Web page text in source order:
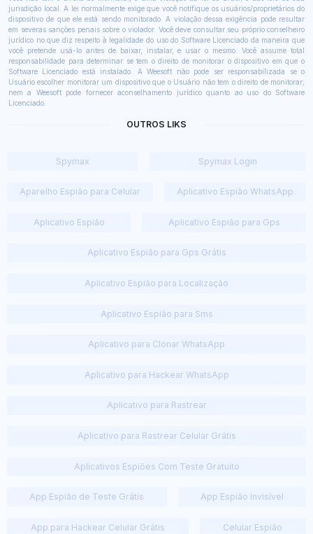
jurisdição local. A lei normalmente exige que você notifique os usuários/proprietários do
dispositivo de que ele está sendo monitorado. A violação dessa exigência pode resultar
em severas sanções penais sobre o violador. Você deve consultar seu próprio conselheiro
jurídico no que diz respeito à legalidade do uso do Software Licenciado da maneira que
você pretende usá-lo antes de baixar, instalar, e usar o mesmo. Você assume total
responsabilidade para determinar se tem o direito de monitorar o dispositivo em que o
Software Licenciado está instalado. A Weesoft não pode ser responsabilizada se o
Usuário escolher monitorar um dispositivo que o Usuário não tem o direito de monitorar;
nem a Weesoft pode fornecer aconselhamento jurídico quanto ao uso do Software
Licenciado.
OUTROS LIKS
Spymax Spymax Login
Aparelho Espião para Celular Aplicativo Espião WhatsApp
Aplicativo Espião Aplicativo Espião para Gps
Aplicativo Espião para Gps Grátis
Aplicativo Espião para Localização
Aplicativo Espião para Sms
Aplicativo para Clonar WhatsApp
Aplicativo para Hackear WhatsApp
Aplicativo para Rastrear
Aplicativo para Rastrear Celular Grátis
Aplicativos Espiões Com Teste Gratuito
App Espião de Teste Grátis App Espião Invisível
App para Hackear Celular Grátis Celular Espião